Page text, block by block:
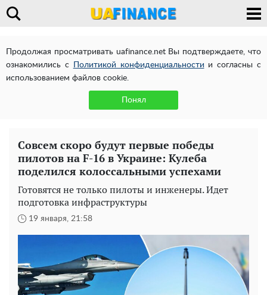
Продолжая просматривать uafinance.net Вы подтверждаете, что
ознакомились с
Политикой конфиденциальности и согласны с
использованием файлов cookie.
Понял
Совсем скоро будут первые победы
пилотов на F-16 в Украине: Кулеба
поделился колоссальными успехами
Готовятся не только пилоты и инженеры. Идет
подготовка инфраструктуры
19 января, 21:58